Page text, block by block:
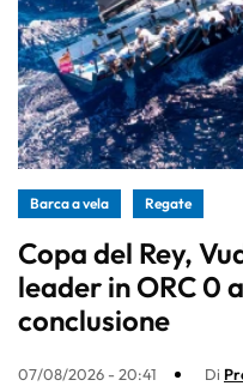
Barca a vela Regate
Copa del Rey,
leader in ORC 0
conclusione
07/08/2026 - 20:41 Di